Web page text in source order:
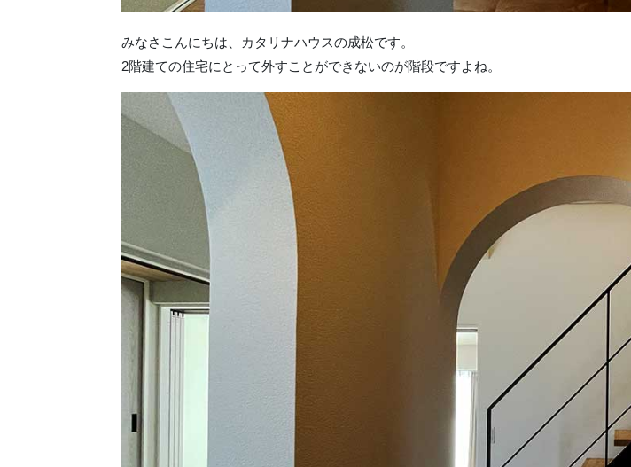
みなさこんにちは、カタリナハウスの成松です。
2階建ての住宅にとって外すことができないのが階段ですよね。